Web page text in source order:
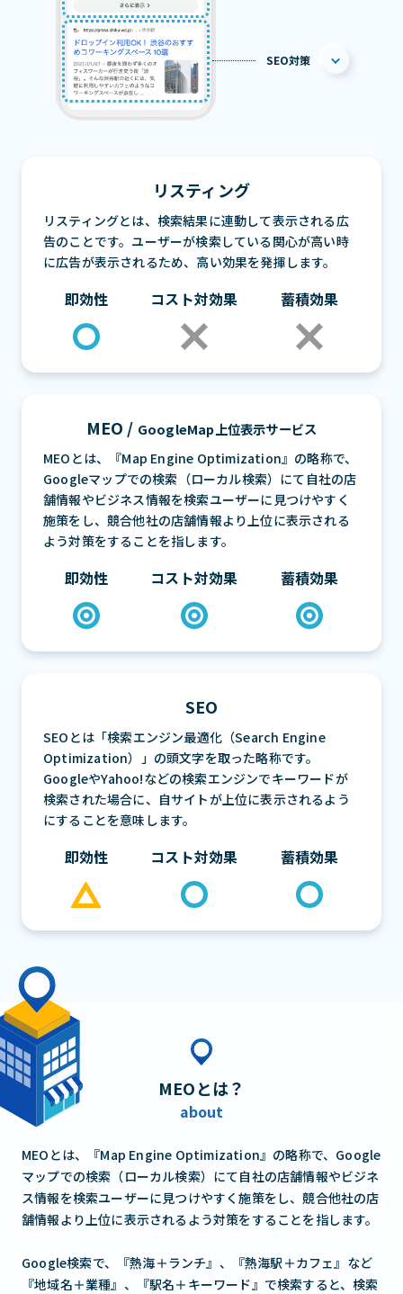
SEO対策
リスティング
リスティングとは、検索結果に連動して表示される広
告のことです。ユーザーが検索している関心が高い時
に広告が表示されるため、高い効果を発揮します。
即効性 コスト対効果 蓄積効果
MEO / GoogleMap上位表示サービス
MEOとは、『Map Engine Optimization』の略称で、
Googleマップでの検索（ローカル検索）にて自社の店
舗情報やビジネス情報を検索ユーザーに見つけやすく
施策をし、競合他社の店舗情報より上位に表示される
よう対策をすることを指します。
即効性 コスト対効果 蓄積効果
SEO
SEOとは「検索エンジン最適化（Search Engine
Optimization）」の頭文字を取った略称です。
GoogleやYahoo!などの検索エンジンでキーワードが
検索された場合に、自サイトが上位に表示されるよう
にすることを意味します。
即効性 コスト対効果 蓄積効果
MEOとは？
about
MEOとは、『Map Engine Optimization』の略称で、Google
マップでの検索（ローカル検索）にて自社の店舗情報やビジネ
ス情報を検索ユーザーに見つけやすく施策をし、競合他社の店
舗情報より上位に表示されるよう対策をすることを指します。
Google検索で、『熱海＋ランチ』、『熱海駅＋カフェ』など
『地域名＋業種』、『駅名＋キーワード』で検索すると、検索